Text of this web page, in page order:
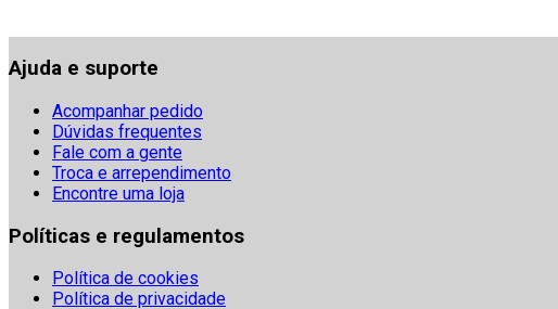
Ajuda e suporte
Acompanhar pedido
Dúvidas frequentes
Fale com a gente
Troca e arrependimento
Encontre uma loja
Políticas e regulamentos
Política de cookies
Política de privacidade